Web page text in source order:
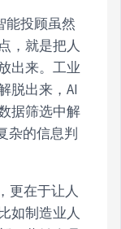
能投顾虽然
，就是把人
出来。工业
脱出来，AI
据筛选中解
杂的信息判
更在于让人
如制造业人